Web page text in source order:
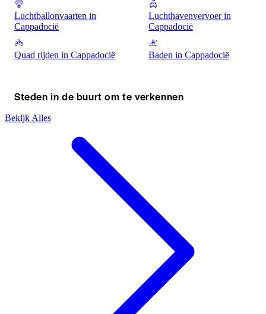
Luchtballonvaarten in
Cappadocië
Luchthavenvervoer in
Cappadocië
Quad rijden in Cappadocië Baden in Cappadocië
Steden in de buurt om te verkennen
Bekijk Alles